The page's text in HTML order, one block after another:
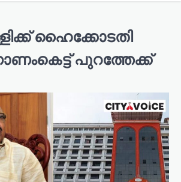
ഹൈക്കോടതി
നാണംകെട്ട് പുറത്തേക്ക്